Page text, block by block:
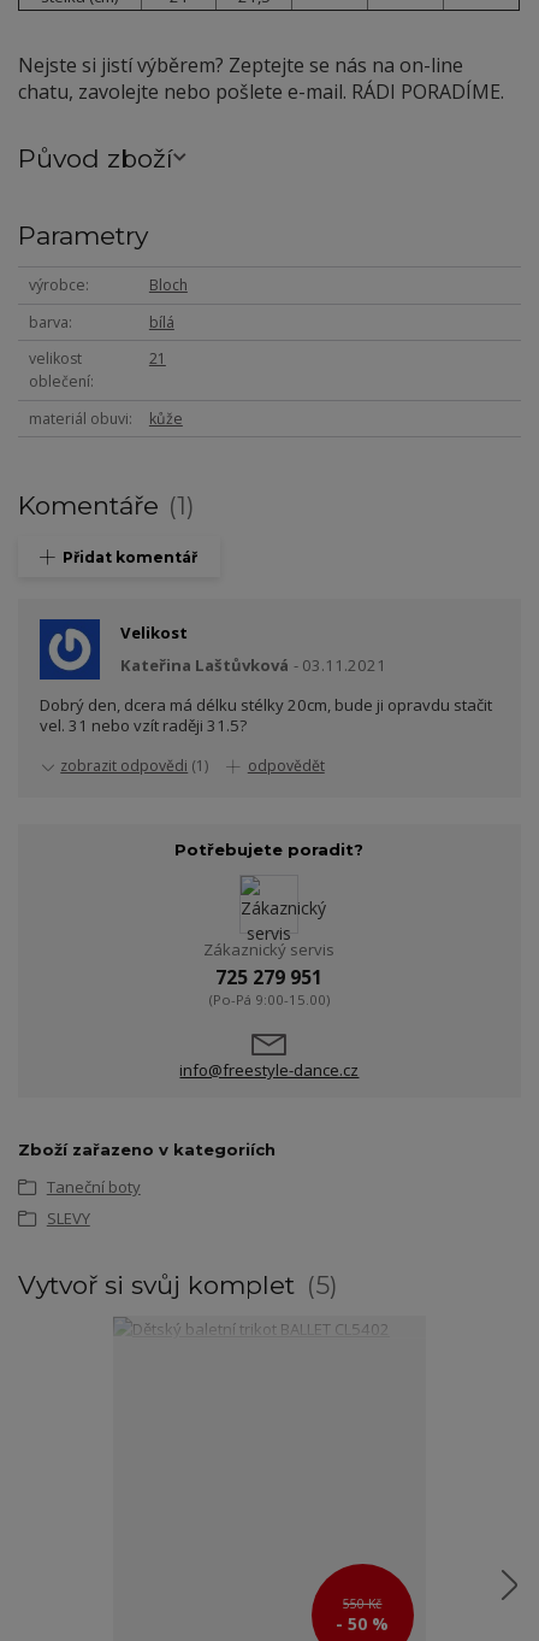
Nejste si jistí výběrem? Zeptejte se nás na on-line
chatu, zavolejte nebo pošlete e-mail. RÁDI PORADÍME.
Původ zboží
Parametry
výrobce
Bloch
barva
bílá
velikost
oblečení
21
materiál obuvi kůže
Komentáře 1
Přidat komentář
Velikost
Kateřina Laštůvková
03.11.2021
Dobrý den, dcera má délku stélky 20cm, bude ji opravdu stačit
vel. 31 nebo vzít raději 31.5?
zobrazit odpovědi (1) odpovědět
Potřebujete poradit?
Zákaznický servis
725 279 951
(Po-Pá 9:00-15.00)
info@freestyle-dance.cz
Zboží zařazeno v kategoriích
Taneční boty
SLEVY
Vytvoř si svůj komplet 5
550 Kč
- 50 %